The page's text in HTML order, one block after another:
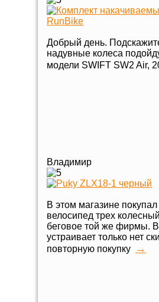
Добрый день.
надувные колеса
модели SWIFT SW2 Air,
Владимир
В этом магазине
велосипед трех
беговое той же фирмы.
устраивает только нет
повторную покупку
→